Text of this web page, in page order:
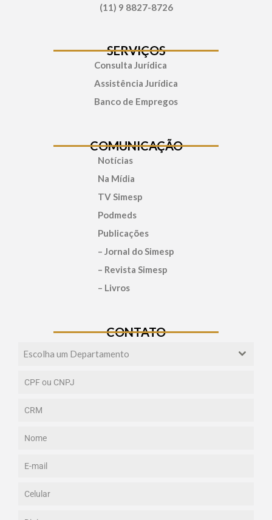
(11) 9 8827-8726
SERVIÇOS
Consulta Jurídica
Assistência Jurídica
Banco de Empregos
COMUNICAÇÃO
Notícias
Na Mídia
TV Simesp
Podmeds
Publicações
– Jornal do Simesp
– Revista Simesp
– Livros
CONTATO
Escolha um Departamento